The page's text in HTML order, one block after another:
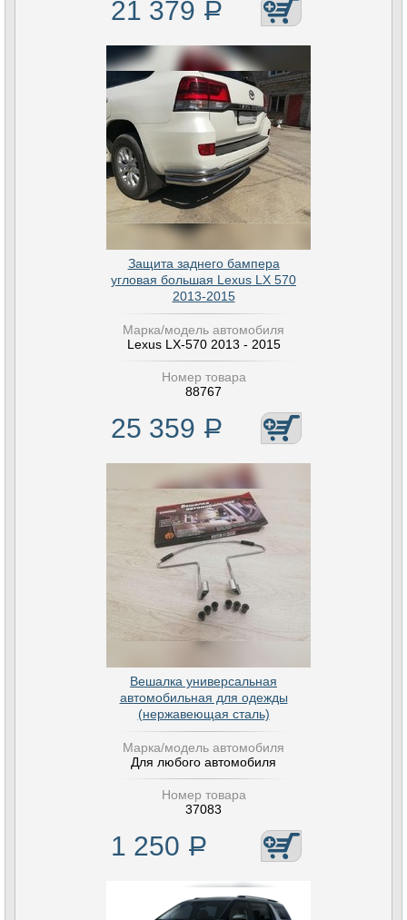
21 379 Р
Защита заднего бампера
угловая большая Lexus LX 570
2013-2015
Марка/модель автомобиля
Lexus LX-570 2013 - 2015
Номер товара
88767
25 359 Р
Вешалка универсальная
автомобильная для одежды
(нержавеющая сталь)
Марка/модель автомобиля
Для любого автомобиля
Номер товара
37083
1 250 Р